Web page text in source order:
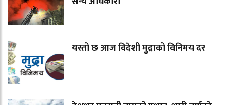
यस्तो छ आज विदेशी मुद्राको विनिमय दर